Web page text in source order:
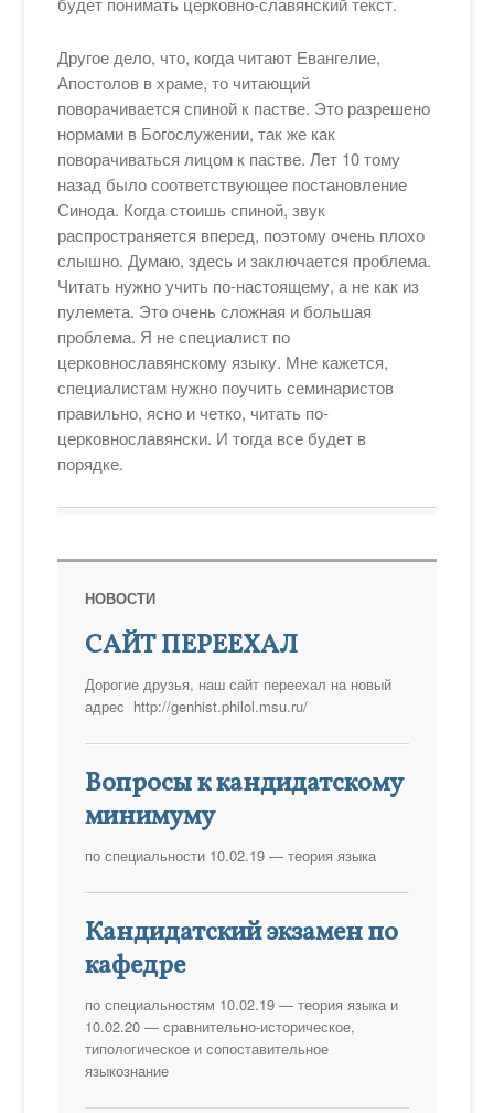
Другое дело, что, когда читают Евангелие,
Апостолов в храме, то читающий
поворачивается спиной к пастве. Это разрешено
нормами в Богослужении, так же как
поворачиваться лицом к пастве. Лет 10 тому
назад было соответствующее постановление
Синода. Когда стоишь спиной, звук
распространяется вперед, поэтому очень плохо
слышно. Думаю, здесь и заключается проблема.
Читать нужно учить по-настоящему, а не как из
пулемета. Это очень сложная и большая
проблема. Я не специалист по
церковнославянскому языку. Мне кажется,
специалистам нужно поучить семинаристов
правильно, ясно и четко, читать по-
церковнославянски. И тогда все будет в
порядке.
НОВОСТИ
САЙТ ПЕРЕЕХАЛ
Дорогие друзья, наш сайт переехал на новый
адрес http://genhist.philol.msu.ru/
Вопросы к кандидатскому
минимуму
по специальности 10.02.19 — теория языка
Кандидатский экзамен по
кафедре
по специальностям 10.02.19 — теория языка и
10.02.20 — сравнительно-историческое,
типологическое и сопоставительное
языкознание